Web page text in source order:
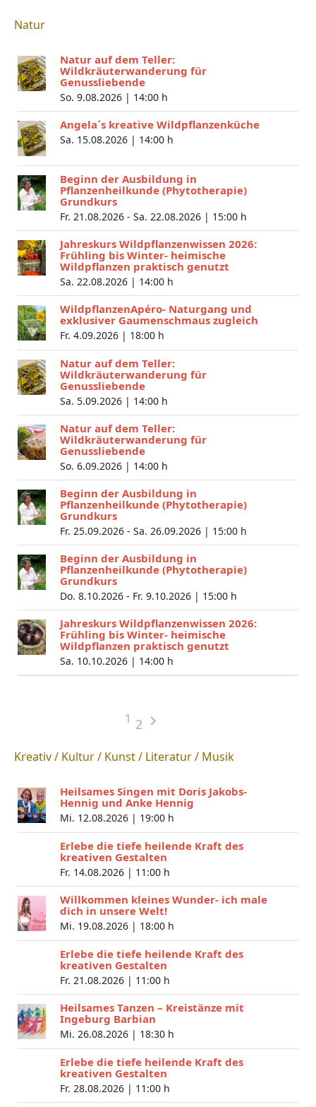
Natur
Natur auf dem Teller:
Wildkräuterwanderung für
Genussliebende
So. 9.08.2026 | 14:00 h
Angela´s kreative Wildpflanzenküche
Sa. 15.08.2026 | 14:00 h
Beginn der Ausbildung in
Pflanzenheilkunde (Phytotherapie)
Grundkurs
Fr. 21.08.2026 - Sa. 22.08.2026 | 15:00 h
Jahreskurs Wildpflanzenwissen 2026:
Frühling bis Winter- heimische
Wildpflanzen praktisch genutzt
Sa. 22.08.2026 | 14:00 h
WildpflanzenApéro- Naturgang und
exklusiver Gaumenschmaus zugleich
Fr. 4.09.2026 | 18:00 h
Natur auf dem Teller:
Wildkräuterwanderung für
Genussliebende
Sa. 5.09.2026 | 14:00 h
Natur auf dem Teller:
Wildkräuterwanderung für
Genussliebende
So. 6.09.2026 | 14:00 h
Beginn der Ausbildung in
Pflanzenheilkunde (Phytotherapie)
Grundkurs
Fr. 25.09.2026 - Sa. 26.09.2026 | 15:00 h
Beginn der Ausbildung in
Pflanzenheilkunde (Phytotherapie)
Grundkurs
Do. 8.10.2026 - Fr. 9.10.2026 | 15:00 h
Jahreskurs Wildpflanzenwissen 2026:
Frühling bis Winter- heimische
Wildpflanzen praktisch genutzt
Sa. 10.10.2026 | 14:00 h
1 2
Kreativ / Kultur / Kunst / Literatur / Musik
Heilsames Singen mit Doris Jakobs-
Hennig und Anke Hennig
Mi. 12.08.2026 | 19:00 h
Erlebe die tiefe heilende Kraft des
kreativen Gestalten
Fr. 14.08.2026 | 11:00 h
Willkommen kleines Wunder- ich male
dich in unsere Welt!
Mi. 19.08.2026 | 18:00 h
Erlebe die tiefe heilende Kraft des
kreativen Gestalten
Fr. 21.08.2026 | 11:00 h
Heilsames Tanzen – Kreistänze mit
Ingeburg Barbian
Mi. 26.08.2026 | 18:30 h
Erlebe die tiefe heilende Kraft des
kreativen Gestalten
Fr. 28.08.2026 | 11:00 h